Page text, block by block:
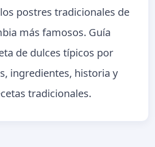
postres tradicionales de
más famosos. Guía
de dulces típicos por
ingredientes, historia y
tradicionales.